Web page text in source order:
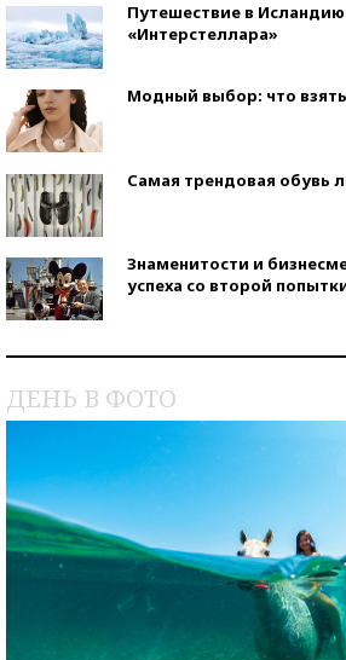
Путешествие в
«Интерстеллара»
Модный выбор: что взять
Самая трендовая обувь
Знаменитости и
успеха со второй
Кто изобрел средства
ДЕНЬ В ФОТО